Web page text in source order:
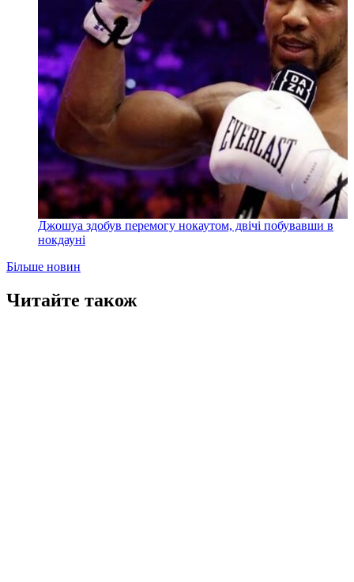
Джошуа здобув перемогу нокаутом, двічі побувавши в
нокдауні
Більше новин
Читайте також